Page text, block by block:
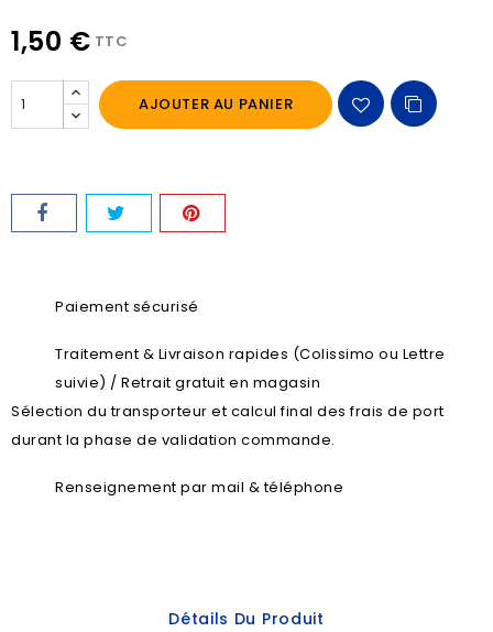
1,50 € TTC
AJOUTER AU PANIER
Paiement sécurisé
Traitement & Livraison rapides (Colissimo ou Lettre
suivie) / Retrait gratuit en magasin
Sélection du transporteur et calcul final des frais de port
durant la phase de validation commande.
Renseignement par mail & téléphone
Détails Du Produit